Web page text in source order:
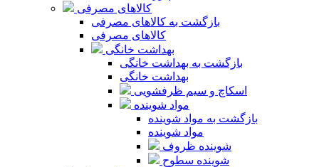
کالاهای مصرفی
بازگشت به کالاهای مصرفی
کالاهای مصرفی
بهداشت خانگی
بازگشت به بهداشت خانگی
بهداشت خانگی
اسکاچ و سیم ظرفشویی
مواد شوینده
بازگشت به مواد شوینده
مواد شوینده
شوینده ظروف
شوینده سطوح